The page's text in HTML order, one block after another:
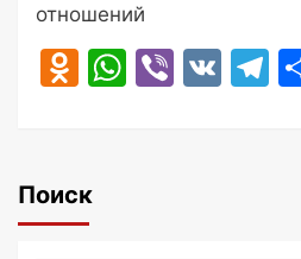
отношений
WhatsApp
Viber
VK
Поиск